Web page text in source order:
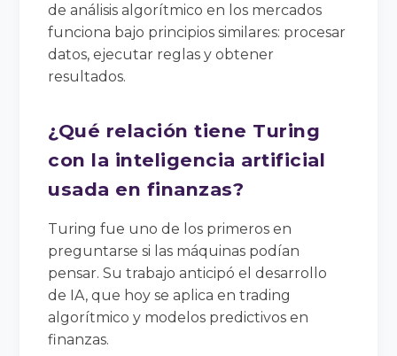
de análisis algorítmico en los mercados
funciona bajo principios similares: procesar
datos, ejecutar reglas y obtener
resultados.
¿Qué relación tiene Turing
con la inteligencia artificial
usada en finanzas?
Turing fue uno de los primeros en
preguntarse si las máquinas podían
pensar. Su trabajo anticipó el desarrollo
de IA, que hoy se aplica en trading
algorítmico y modelos predictivos en
finanzas.